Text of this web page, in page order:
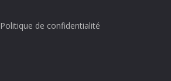
Politique de confidentialité